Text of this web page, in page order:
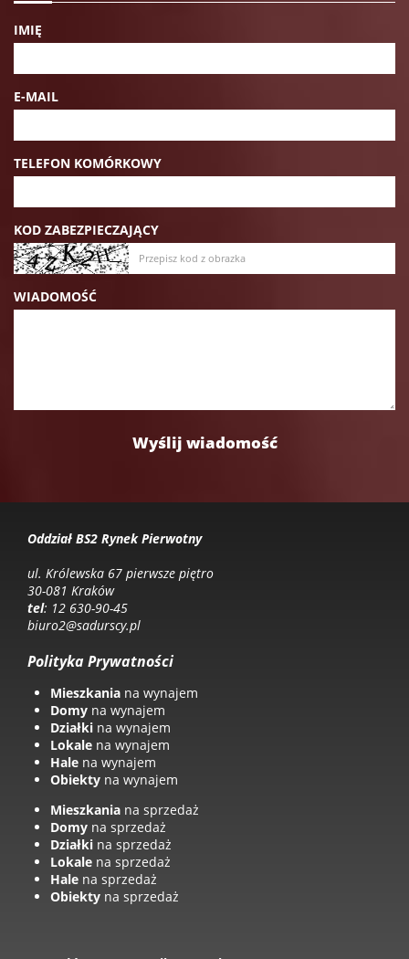
IMIĘ
E-MAIL
TELEFON KOMÓRKOWY
KOD ZABEZPIECZAJĄCY
WIADOMOŚĆ
Oddział BS2 Rynek Pierwotny
ul. Królewska 67 pierwsze piętro
30-081 Kraków
tel: 12 630-90-45
biuro2@sadurscy.pl
Polityka Prywatności
Mieszkania na wynajem
Domy na wynajem
Działki na wynajem
Lokale na wynajem
Hale na wynajem
Obiekty na wynajem
Mieszkania na sprzedaż
Domy na sprzedaż
Działki na sprzedaż
Lokale na sprzedaż
Hale na sprzedaż
Obiekty na sprzedaż